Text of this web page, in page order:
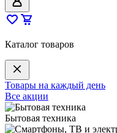
Каталог товаров
Товары на каждый день
Все акции
Бытовая техника